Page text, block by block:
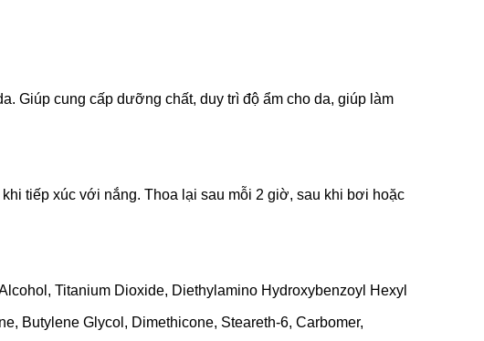
Giúp cung cấp dưỡng chất, duy trì độ ẩm cho da, giúp làm
tiếp xúc với nắng. Thoa lại sau mỗi 2 giờ, sau khi bơi hoặc
Titanium Dioxide, Diethylamino Hydroxybenzoyl Hexyl
Butylene Glycol, Dimethicone, Steareth-6, Carbomer,